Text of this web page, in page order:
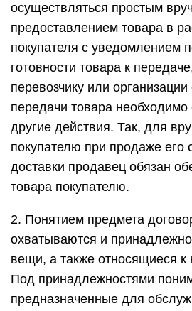
осуществляться простым
предоставлением товара в
покупателя с уведомлением
готовности товара к
перевозчику или
передачи товара необходимо
другие действия. Так, для
покупателю при продаже его
доставки продавец обязан
товара покупателю.
2. Понятием предмета
охватываются и
вещи, а также относящиеся к
Под принадлежностями
предназначенные для